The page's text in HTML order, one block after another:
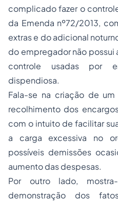
complicado fazer o
da Emenda nº72/2013,
extras e do adicional
do empregador não possui
controle usadas por
dispendiosa.
Fala-se na criação de
recolhimento dos
com o intuito de facilitar
a carga excessiva no
possíveis demissões
aumento das despesas.
Por outro lado,
demonstração dos